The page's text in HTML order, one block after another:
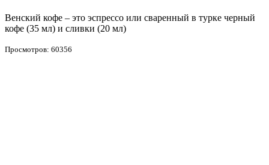
Венский кофе – это эспрессо или сваренный в турке черный
кофе (35 мл) и сливки (20 мл)
Просмотров: 60356